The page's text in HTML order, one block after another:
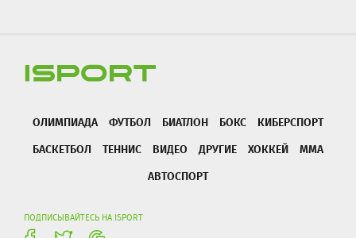
ОЛИМПИАДА ФУТБОЛ БИАТЛОН БОКС
КИБЕРСПОРТ
БАСКЕТБОЛ
ТЕННИС ВИДЕО ДРУГИЕ ХОККЕЙ
ММА
АВТОСПОРТ
ПОДПИСЫВАЙТЕСЬ НА ISPORT